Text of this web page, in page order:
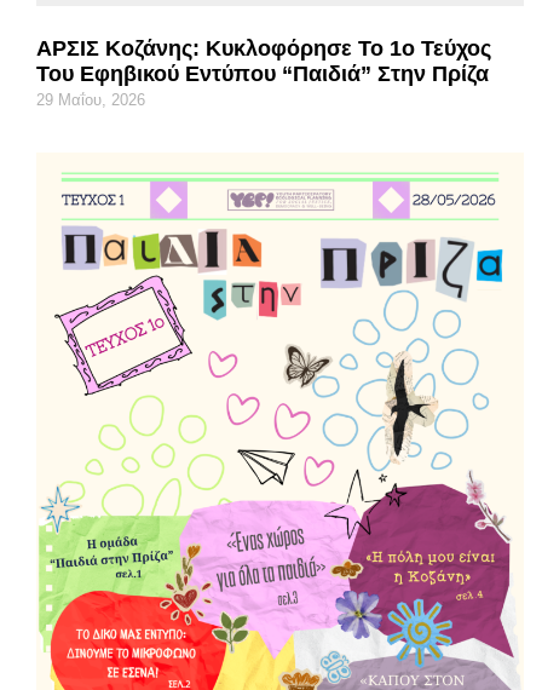
ΑΡΣΙΣ Κοζάνης: Κυκλοφόρησε Το 1ο Τεύχος
Του Εφηβικού Εντύπου “Παιδιά” Στην Πρίζα
29 Μαΐου, 2026